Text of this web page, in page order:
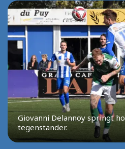
Giovanni Delannoy springt
tegenstander.